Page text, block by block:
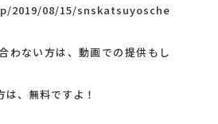
2019/08/15/snskatsuyosche
わない方は、動画での提供もし
、無料ですよ！